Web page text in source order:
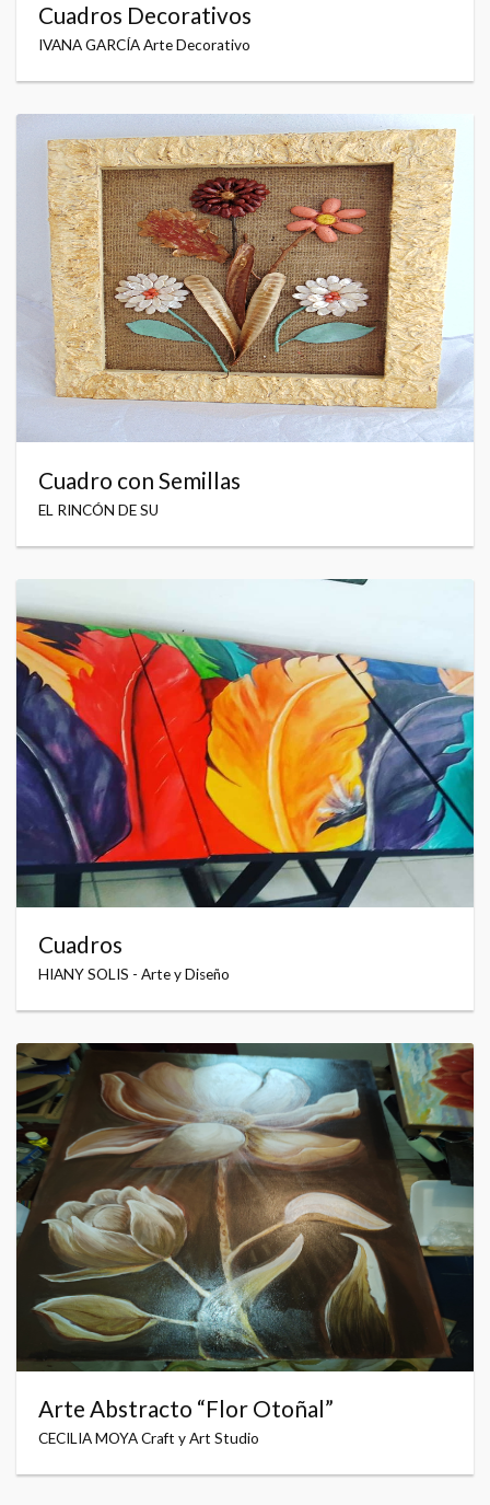
Cuadros Decorativos
IVANA GARCÍA Arte Decorativo
Cuadro con Semillas
EL RINCÓN DE SU
Cuadros
HIANY SOLIS - Arte y Diseño
Arte Abstracto “Flor Otoñal”
CECILIA MOYA Craft y Art Studio